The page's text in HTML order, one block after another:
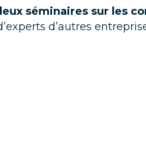
séminaires sur les
d’autres